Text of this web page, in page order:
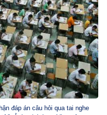
đáp án câu hỏi qua tai nghe